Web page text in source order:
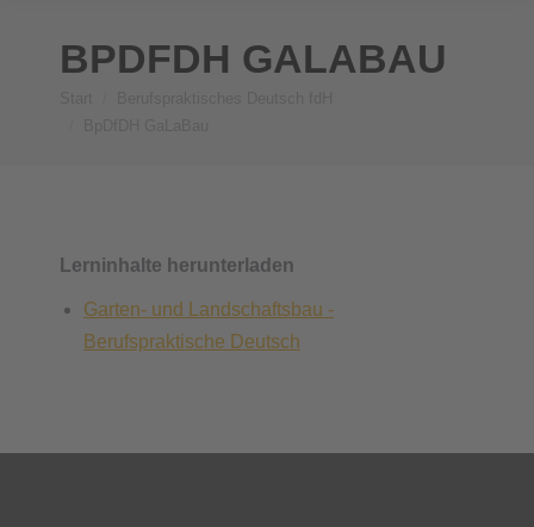
BPDFDH GALABAU
Lerninhalte herunterladen
Garten- und Landschaftsbau -
Berufspraktische Deutsch